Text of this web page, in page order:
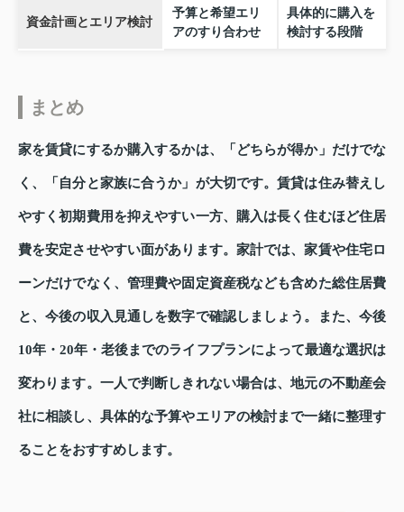
資金計画とエリア検討
予算と希望エリ
アのすり合わせ
具体的に購入を
検討する段階
まとめ
家を賃貸にするか購入するかは、「どちらが得か」だけでな
く、「自分と家族に合うか」が大切です。賃貸は住み替えし
やすく初期費用を抑えやすい一方、購入は長く住むほど住居
費を安定させやすい面があります。家計では、家賃や住宅ロ
ーンだけでなく、管理費や固定資産税なども含めた総住居費
と、今後の収入見通しを数字で確認しましょう。また、今後
10年・20年・老後までのライフプランによって最適な選択は
変わります。一人で判断しきれない場合は、地元の不動産会
社に相談し、具体的な予算やエリアの検討まで一緒に整理す
ることをおすすめします。